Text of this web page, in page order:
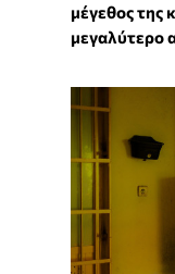
μέγεθος της
μεγαλύτερο